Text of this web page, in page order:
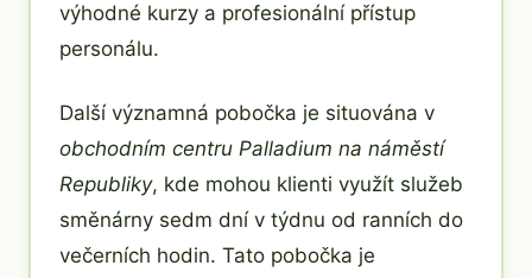
výhodné kurzy a profesionální přístup
personálu.
Další významná pobočka je situována v
obchodním centru Palladium na náměstí
Republiky, kde mohou klienti využít služeb
směnárny sedm dní v týdnu od ranních do
večerních hodin. Tato pobočka je